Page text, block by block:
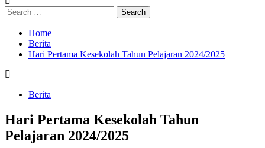
Search
for:
Home
Berita
Hari Pertama Kesekolah Tahun Pelajaran 2024/2025
Berita
Hari Pertama Kesekolah Tahun
Pelajaran 2024/2025